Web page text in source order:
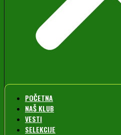
POČETNA
NAŠ KLUB
VESTI
SELEKCIJE